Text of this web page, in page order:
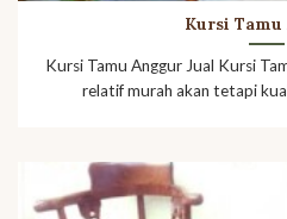
Kursi
Kursi Tamu Anggur Jual Kursi
relatif murah akan tetapi